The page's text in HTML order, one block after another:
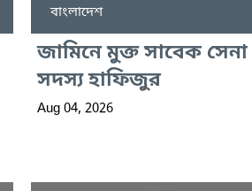
বাংলাদেশ
জামিনে মুক্ত সাবেক সেনা
সদস্য হাফিজুর
Aug 04, 2026